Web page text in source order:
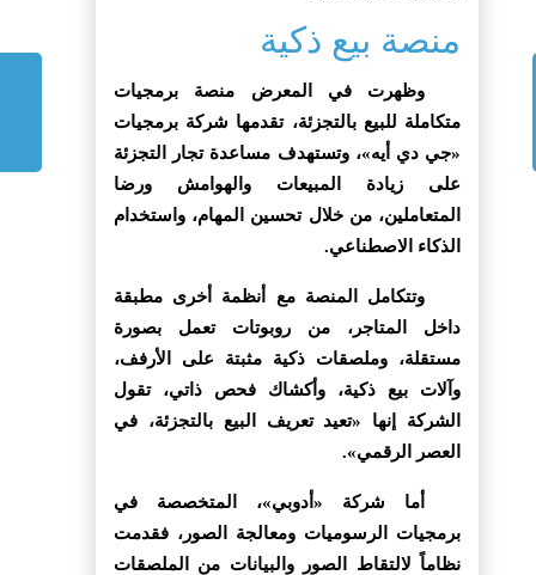
منصة بيع ذكية
وظهرت في المعرض منصة برمجيات
متكاملة للبيع بالتجزئة، تقدمها شركة برمجيات
«جي دي أيه»، وتستهدف مساعدة تجار التجزئة
على زيادة المبيعات والهوامش ورضا
المتعاملين، من خلال تحسين المهام، واستخدام
الذكاء الاصطناعي.
وتتكامل المنصة مع أنظمة أخرى مطبقة
داخل المتاجر، من روبوتات تعمل بصورة
مستقلة، وملصقات ذكية مثبتة على الأرفف،
وآلات بيع ذكية، وأكشاك فحص ذاتي، تقول
الشركة إنها «تعيد تعريف البيع بالتجزئة، في
العصر الرقمي».
أما شركة «أدوبي»، المتخصصة في
برمجيات الرسوميات ومعالجة الصور، فقدمت
نظاماً لالتقاط الصور والبيانات من الملصقات